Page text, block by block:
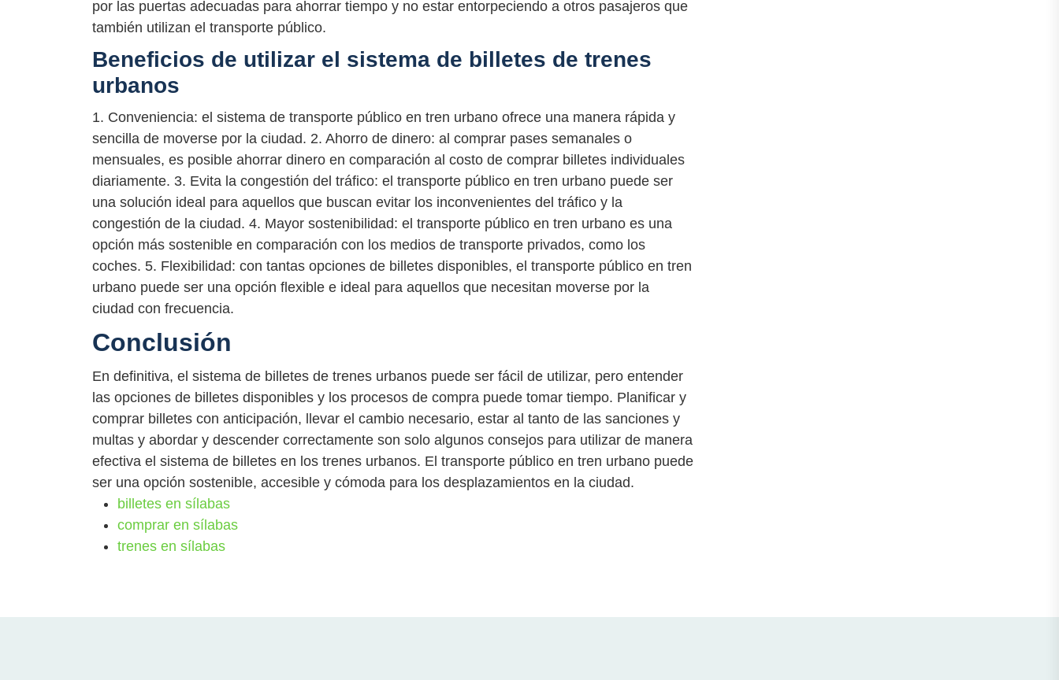
por las puertas adecuadas para ahorrar tiempo y no estar entorpeciendo a otros pasajeros que
también utilizan el transporte público.
Beneficios de utilizar el sistema de billetes de trenes
urbanos
1. Conveniencia: el sistema de transporte público en tren urbano ofrece una manera rápida y
sencilla de moverse por la ciudad. 2. Ahorro de dinero: al comprar pases semanales o
mensuales, es posible ahorrar dinero en comparación al costo de comprar billetes individuales
diariamente. 3. Evita la congestión del tráfico: el transporte público en tren urbano puede ser
una solución ideal para aquellos que buscan evitar los inconvenientes del tráfico y la
congestión de la ciudad. 4. Mayor sostenibilidad: el transporte público en tren urbano es una
opción más sostenible en comparación con los medios de transporte privados, como los
coches. 5. Flexibilidad: con tantas opciones de billetes disponibles, el transporte público en tren
urbano puede ser una opción flexible e ideal para aquellos que necesitan moverse por la
ciudad con frecuencia.
Conclusión
En definitiva, el sistema de billetes de trenes urbanos puede ser fácil de utilizar, pero entender
las opciones de billetes disponibles y los procesos de compra puede tomar tiempo. Planificar y
comprar billetes con anticipación, llevar el cambio necesario, estar al tanto de las sanciones y
multas y abordar y descender correctamente son solo algunos consejos para utilizar de manera
efectiva el sistema de billetes en los trenes urbanos. El transporte público en tren urbano puede
ser una opción sostenible, accesible y cómoda para los desplazamientos en la ciudad.
billetes en sílabas
comprar en sílabas
trenes en sílabas